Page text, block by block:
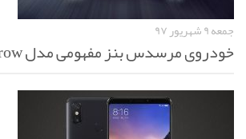
جمعه ۹ شهریور ۹۷
خودروی مرسدس بنز مفهومی مدل EQ Silver Arrow